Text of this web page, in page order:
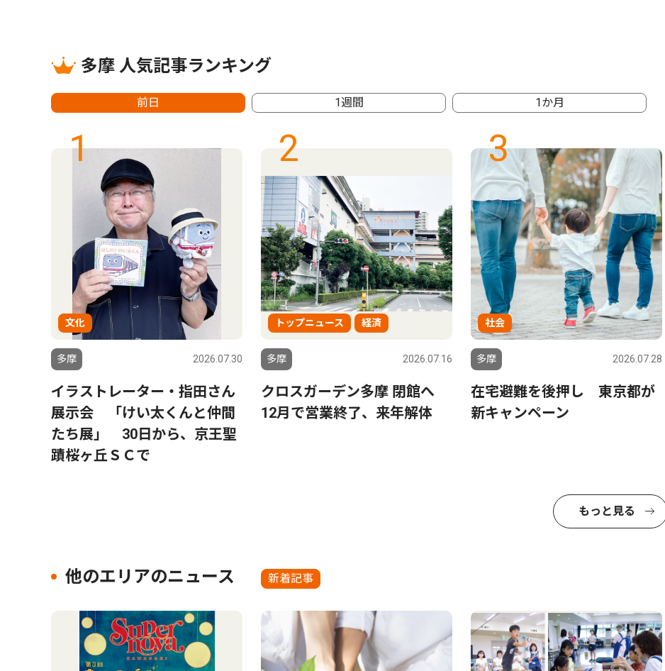
多摩 人気記事ランキング
前日 1週間 1か月
1
文化
多摩 2026.07.30
イラストレーター・指田さん
展示会 「けい太くんと仲間
たち展」 30日から、京王聖
蹟桜ヶ丘ＳＣで
2
トップニュース 経済
多摩 2026.07.16
クロスガーデン多摩 閉館へ
12月で営業終了、来年解体
3
社会
多摩 2026.07.28
在宅避難を後押し 東京都が
新キャンペーン
もっと見る
他のエリアのニュース 新着記事